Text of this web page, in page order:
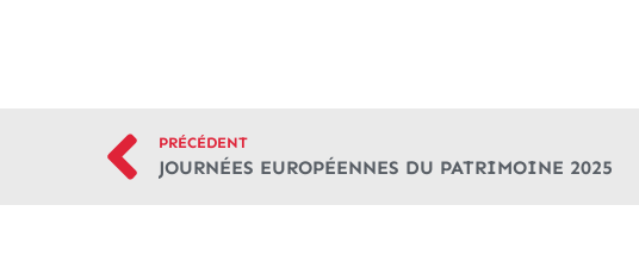
PRÉCÉDENT
JOURNÉES EUROPÉENNES DU PATRIMOINE 2025